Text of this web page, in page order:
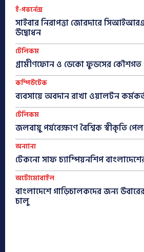
ই-গভর্নেন্স
সাইবার নিরাপত্তা জোরদারে
উদ্বোধন
টেলিকম
গ্রামীণফোন ও ডেকো ফুডসের কৌশগত
কম্পিউটেক
ব্যবসায়ে অবদান রাখা ওয়ালটন
টেলিকম
জলবায়ু পর্যবেক্ষণে বৈশ্বিক স্বীকৃতি
অন্যান্য
টেকনো সাফ চ্যাম্পিয়নশিপ
অটোমোবাইল
বাংলাদেশে গাড়িচালকদের জন্য উবারের
চালু